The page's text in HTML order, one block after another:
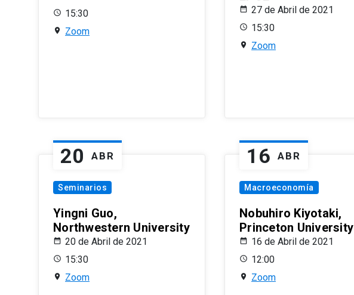
15:30
Zoom
27 de Abril de 2021
15:30
Zoom
20 ABR
Seminarios
Yingni Guo,
Northwestern University
20 de Abril de 2021
15:30
Zoom
16 ABR
Macroeconomía
Nobuhiro Kiyotaki,
Princeton University
16 de Abril de 2021
12:00
Zoom